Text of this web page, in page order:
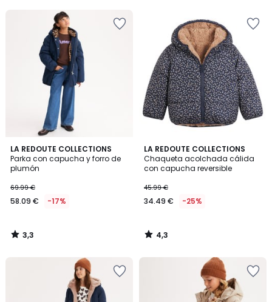
LA REDOUTE COLLECTIONS
Parka con capucha y forro de
plumón
69.99 €
58.09 € -17%
3,3
/ 5
3,3
/
LA REDOUTE COLLECTIONS
Chaqueta acolchada cálida
con capucha reversible
45.99 €
34.49 € -25%
4,3
/ 5
4,3
/